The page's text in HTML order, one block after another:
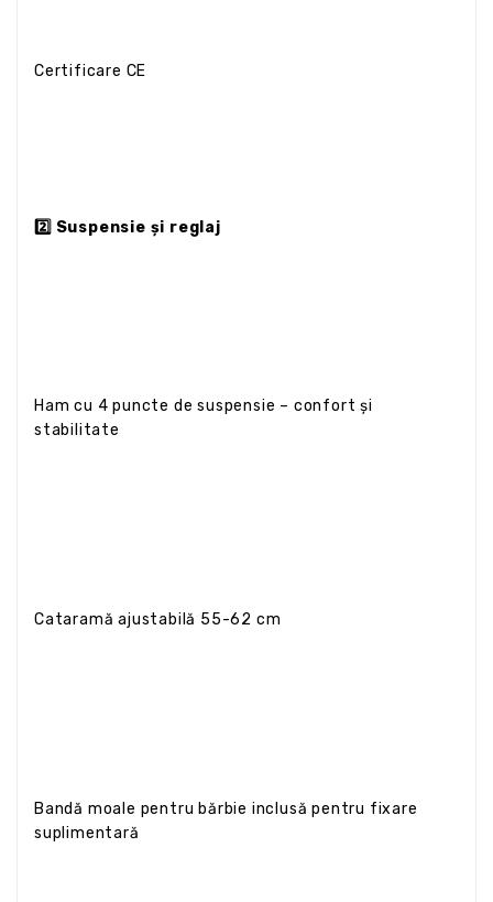
Certificare CE
2️⃣ Suspensie și reglaj
Ham cu 4 puncte de suspensie – confort și
stabilitate
Cataramă ajustabilă 55-62 cm
Bandă moale pentru bărbie inclusă pentru fixare
suplimentară